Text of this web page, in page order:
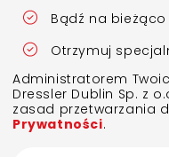
Bądź na
Otrzymuj
Administratorem
Dressler Dublin Sp. z
zasad przetwarzania
Prywatności.